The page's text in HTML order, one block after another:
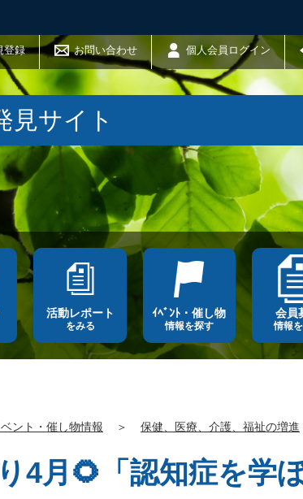
登録 お問い合わせ 個人会員ログイン
見サイト
活動レポート
をみる
ｲﾍﾞﾝﾄ・催し物
情報を探す
会員
情報
ント・催し物情報 ＞ 保健、医療、介護、福祉の増進
4月🌻「認知症を